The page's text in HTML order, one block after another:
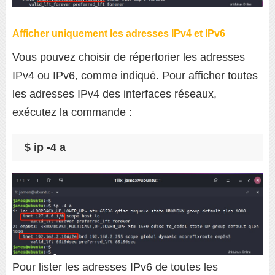
Afficher uniquement les adresses IPv4 et IPv6
Vous pouvez choisir de répertorier les adresses
IPv4 ou IPv6, comme indiqué. Pour afficher toutes
les adresses IPv4 des interfaces réseaux,
exécutez la commande :
$ ip -4 a
Pour lister les adresses IPv6 de toutes les